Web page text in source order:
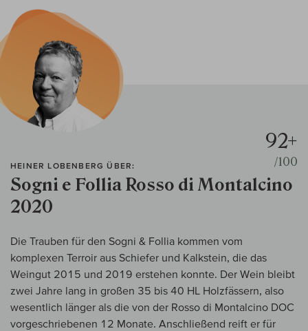
HEINER LOBENBERG ÜBER:
Sogni e Follia Rosso di Montalcino
2020
92+
/100
Die Trauben für den Sogni & Follia kommen vom
komplexen Terroir aus Schiefer und Kalkstein, die das
Weingut 2015 und 2019 erstehen konnte. Der Wein bleibt
zwei Jahre lang in großen 35 bis 40 HL Holzfässern, also
wesentlich länger als die von der Rosso di Montalcino DOC
vorgeschriebenen 12 Monate. Anschließend reift er für